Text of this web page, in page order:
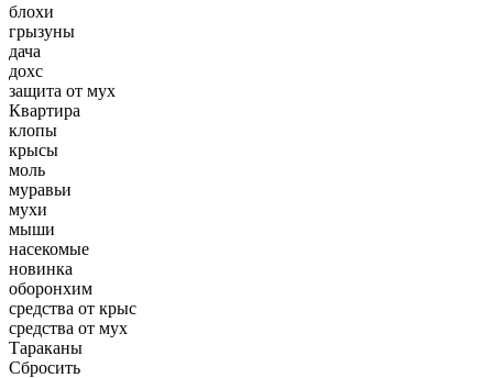
блохи
грызуны
дача
дохс
защита от мух
Квартира
клопы
крысы
моль
муравьи
мухи
мыши
насекомые
новинка
оборонхим
средства от крыс
средства от мух
Тараканы
Сбросить